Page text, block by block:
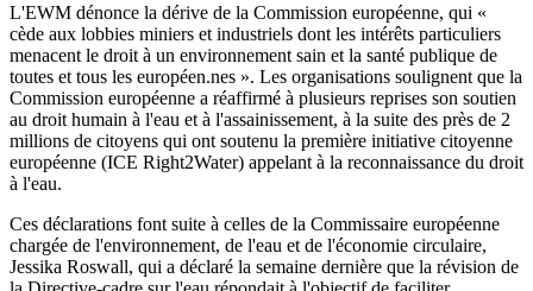
L'EWM dénonce la dérive de la Commission européenne, qui «
cède aux lobbies miniers et industriels dont les intérêts particuliers
menacent le droit à un environnement sain et la santé publique de
toutes et tous les européen.nes ». Les organisations soulignent que la
Commission européenne a réaffirmé à plusieurs reprises son soutien
au droit humain à l'eau et à l'assainissement, à la suite des près de 2
millions de citoyens qui ont soutenu la première initiative citoyenne
européenne (ICE Right2Water) appelant à la reconnaissance du droit
à l'eau.
Ces déclarations font suite à celles de la Commissaire européenne
chargée de l'environnement, de l'eau et de l'économie circulaire,
Jessika Roswall, qui a déclaré la semaine dernière que la révision de